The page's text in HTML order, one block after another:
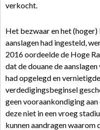
verkocht.
Het bezwaar en het
aanslagen had ingesteld,
2016 oordeelde de Hoge
dat de douane de
had opgelegd en
verdedigingsbeginsel
geen vooraankondiging
deze niet in een vroeg
kunnen aandragen waarom